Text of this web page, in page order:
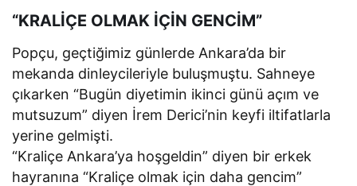
“KRALİÇE OLMAK İÇİN GENCİM”
Popçu, geçtiğimiz günlerde Ankara’da bir
mekanda dinleycileriyle buluşmuştu. Sahneye
çıkarken “Bugün diyetimin ikinci günü açım ve
mutsuzum” diyen İrem Derici’nin keyfi iltifatlarla
yerine gelmişti.
“Kraliçe Ankara’ya hoşgeldin” diyen bir erkek
hayranına “Kraliçe olmak için daha gencim”